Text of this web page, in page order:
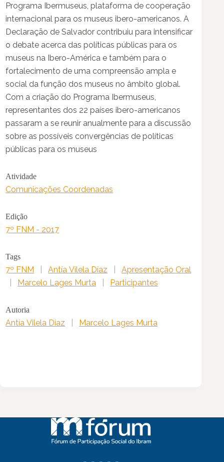
Programa Ibermuseus, plataforma de cooperação
internacional para os museus ibero-americanos. A
Declaração de Salvador contribuiu para intensificar
o debate acerca das políticas públicas para os
museus na Ibero-América e também para o
fortalecimento de uma compreensão ampla e
social da função dos museus no âmbito global.
Com a criação do Programa Ibermuseus,
representantes dos 22 países ibero-americanos
passaram a se reunir anualmente para a discussão
sobre as possíveis convergências de políticas
públicas para os museus
Atividade
Comunicações Coordenadas
Edição
7º FNM - 2017
Tags
7º FNM Antía Vilela Díaz
Apresentação Oral
Marcelo Lages Murta Participantes
Autoria
Antía Vilela Díaz Marcelo Lages Murta